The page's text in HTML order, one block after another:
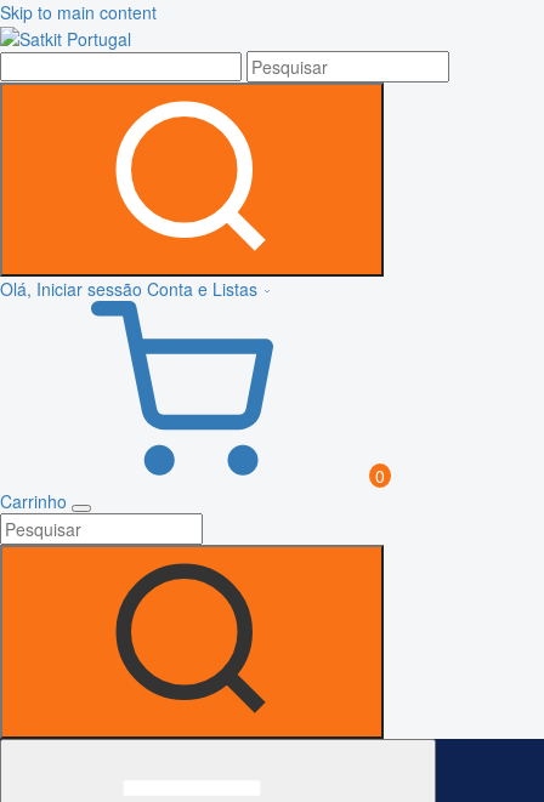
Skip to main content
Olá, Iniciar sessão Conta e Listas
0
Carrinho